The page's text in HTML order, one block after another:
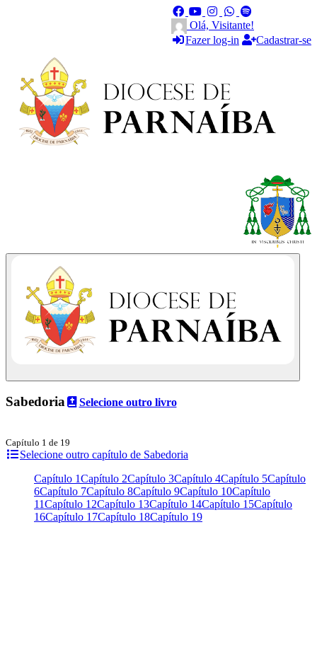
Olá, Visitante!
Fazer log-in
Cadastrar-se
Sabedoria Selecione outro livro
Capítulo 1 de 19
Selecione outro capítulo de Sabedoria
Capítulo 1Capítulo 2Capítulo 3Capítulo 4Capítulo 5Capítulo
6Capítulo 7Capítulo 8Capítulo 9Capítulo 10Capítulo
11Capítulo 12Capítulo 13Capítulo 14Capítulo 15Capítulo
16Capítulo 17Capítulo 18Capítulo 19